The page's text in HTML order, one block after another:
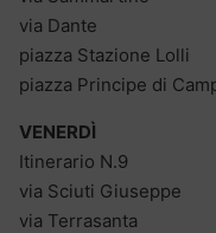
via Dante
piazza Stazione Lolli
piazza Principe di
VENERDÌ
Itinerario N.9
via Sciuti Giuseppe
via Terrasanta